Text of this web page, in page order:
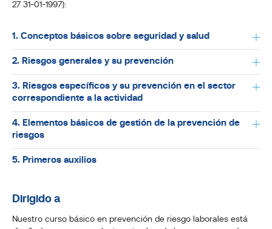
27 31-01-1997):
1. Conceptos básicos sobre seguridad y salud
2. Riesgos generales y su prevención
3. Riesgos específicos y su prevención en el sector
correspondiente a la actividad
4. Elementos básicos de gestión de la prevención de
riesgos
5. Primeros auxilios
Dirigido a
Nuestro curso básico en prevención de riesgo laborales está